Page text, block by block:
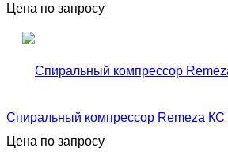
Цена по запросу
Спиральный компрессор Remeza КС
Цена по запросу